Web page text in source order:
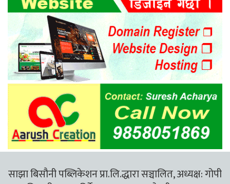
साझा बिसौनी पब्लिकेशन प्रा.लि.द्धारा सञ्चालित, अध्यक्ष: गोपी